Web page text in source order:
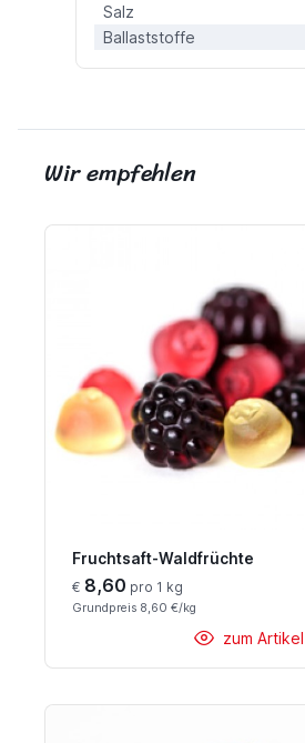
Salz
Ballaststoffe
Wir empfehlen
Fruchtsaft-Waldfrüchte
€ 8,60 pro 1 kg
Grundpreis 8,60 €/kg
zum Artikel